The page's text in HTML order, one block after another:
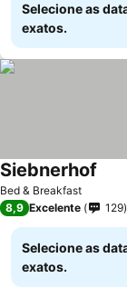
Selecione as
exatos.
Bed & Breakfast
Siebnerhof
8,9 Excelente 129
Selecione as
exatos.